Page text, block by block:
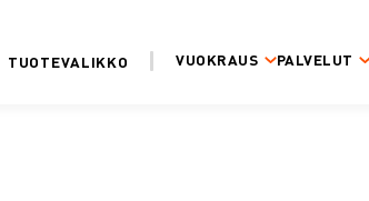
TUOTEVALIKKO
VUOKRAUS PALVELUT